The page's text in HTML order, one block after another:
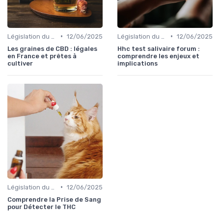
• 12/06/2025
Les graines de CBD : légales
en France et prêtes à
cultiver
• 12/06/2025
Hhc test salivaire forum :
comprendre les enjeux et
implications
• 12/06/2025
Comprendre la Prise de Sang
pour Détecter le THC